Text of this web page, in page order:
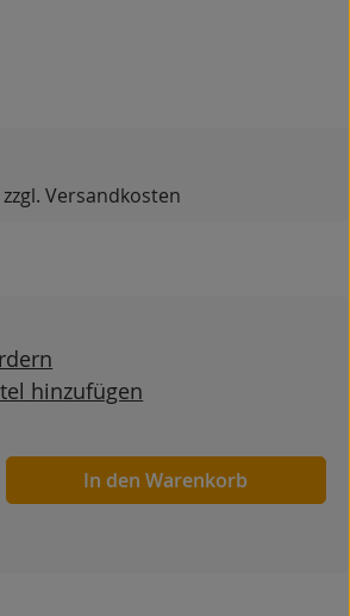
Versandkosten
hinzufügen
Anzahl In den Warenkorb